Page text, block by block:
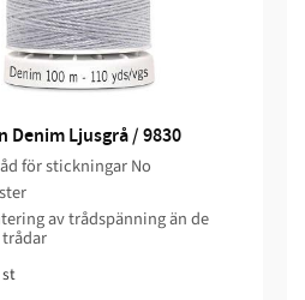
Denim Ljusgrå / 9830
för stickningar No
av trådspänning än de
st